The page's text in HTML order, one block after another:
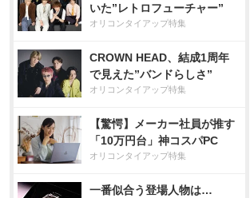
いた”レトロフューチャー”
オリコンタイアップ特集
CROWN HEAD、結成1周年
で見えた”バンドらしさ”
オリコンタイアップ特集
【驚愕】メーカー社員が推す
「10万円台」神コスパPC
オリコンタイアップ特集
一番似合う登場人物は…